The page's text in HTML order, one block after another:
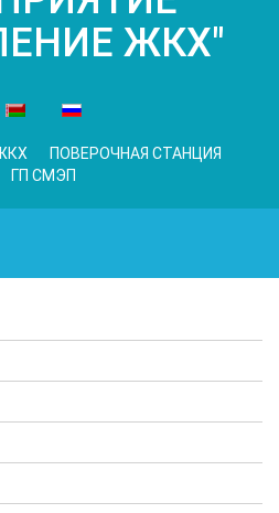
ЖКХ"
ПОВЕРОЧНАЯ СТАНЦИЯ
ГП СМЭП